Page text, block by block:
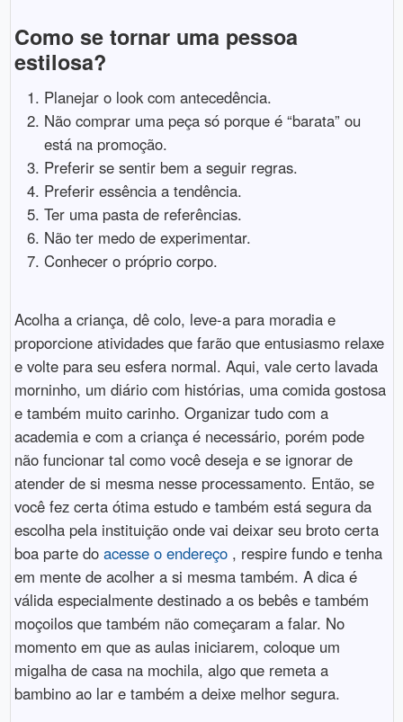
Como se tornar uma pessoa
estilosa?
Planejar o look com antecedência.
Não comprar uma peça só porque é “barata” ou
está na promoção.
Preferir se sentir bem a seguir regras.
Preferir essência a tendência.
Ter uma pasta de referências.
Não ter medo de experimentar.
Conhecer o próprio corpo.
Acolha a criança, dê colo, leve-a para moradia e
proporcione atividades que farão que entusiasmo relaxe
e volte para seu esfera normal. Aqui, vale certo lavada
morninho, um diário com histórias, uma comida gostosa
e também muito carinho. Organizar tudo com a
academia e com a criança é necessário, porém pode
não funcionar tal como você deseja e se ignorar de
atender de si mesma nesse processamento. Então, se
você fez certa ótima estudo e também está segura da
escolha pela instituição onde vai deixar seu broto certa
boa parte do acesse o endereço, respire fundo e tenha
em mente de acolher a si mesma também. A dica é
válida especialmente destinado a os bebês e também
moçoilos que também não começaram a falar. No
momento em que as aulas iniciarem, coloque um
migalha de casa na mochila, algo que remeta a
bambino ao lar e também a deixe melhor segura.